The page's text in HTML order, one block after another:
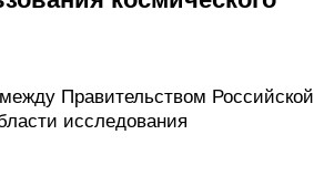
Правительством Российской
исследования